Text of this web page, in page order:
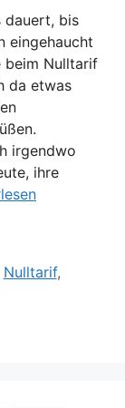
dauert, bis
eingehaucht
beim Nulltarif
da etwas
irgendwo
ihre
Nulltarif,